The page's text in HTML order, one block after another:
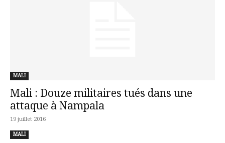
MALI
Mali : Douze militaires tués dans une
attaque à Nampala
19 juillet 2016
MALI